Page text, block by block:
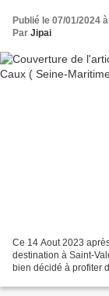
Publié le 07/01/2024
Par Jipai
Ce 14 Aout 2023
destination à Saint-
bien décidé à profiter